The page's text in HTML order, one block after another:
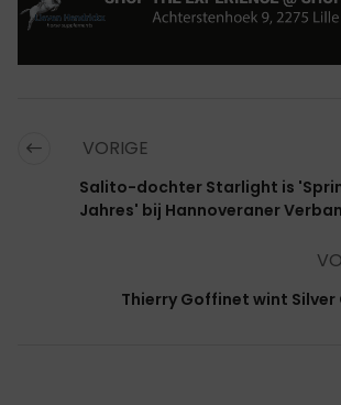
VORIGE
Salito-dochter Starlight is
Jahres' bij Hannoveraner
Thierry Goffinet wint Silver